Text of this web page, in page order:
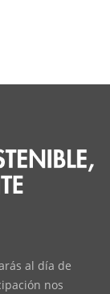
al día de
nos